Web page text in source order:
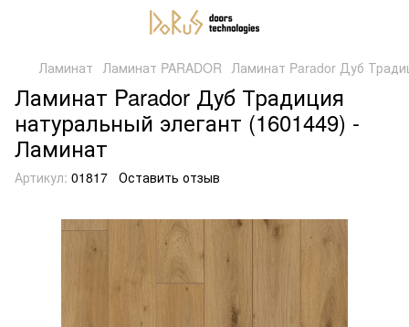
Ламинат Ламинат PARADOR Ламинат Parador Дуб
Ламинат Parador Дуб Традиция
натуральный элегант (1601449) -
Ламинат
Артикул: 01817 Оставить отзыв